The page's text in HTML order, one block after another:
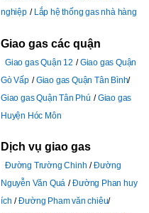
nghiệp
Lắp hệ thống gas nhà hàng
Giao gas các quận
Giao gas Quận 12
Giao gas Quận
Gò Vấp
Giao gas Quận Tân Bình
Giao gas Quận Tân Phú
Giao gas
Huyện Hóc Môn
Dịch vụ giao gas
Đường Trường Chinh
Đường
Nguyễn Văn Quá
Đường Phan huy
ích
Đường Pham văn chiêu